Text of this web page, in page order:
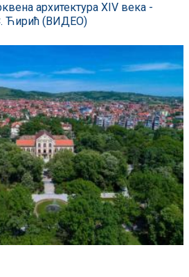
архитектура XIV века -
Ћирић (ВИДЕО)